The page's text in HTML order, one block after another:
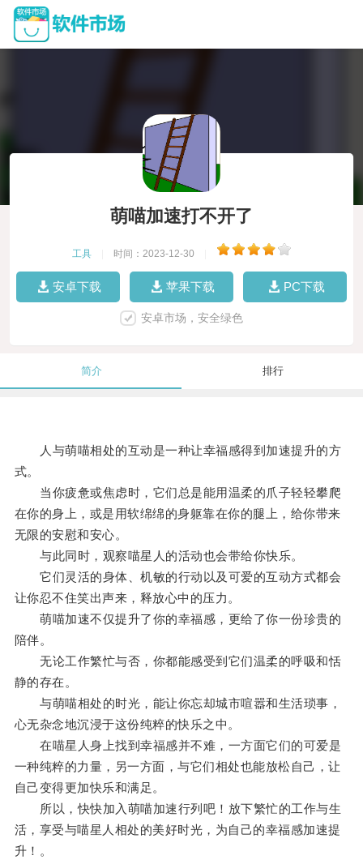
萌喵加速打不开了
工具 时间：2023-12-30
安卓下载 苹果下载 PC下载
安卓市场，安全绿色
简介 排行
人与萌喵相处的互动是一种让幸福感得到加速提升的方
式。
当你疲惫或焦虑时，它们总是能用温柔的爪子轻轻攀爬
在你的身上，或是用软绵绵的身躯靠在你的腿上，给你带来
无限的安慰和安心。
与此同时，观察喵星人的活动也会带给你快乐。
它们灵活的身体、机敏的行动以及可爱的互动方式都会
让你忍不住笑出声来，释放心中的压力。
萌喵加速不仅提升了你的幸福感，更给了你一份珍贵的
陪伴。
无论工作繁忙与否，你都能感受到它们温柔的呼吸和恬
静的存在。
与萌喵相处的时光，能让你忘却城市喧嚣和生活琐事，
心无杂念地沉浸于这份纯粹的快乐之中。
在喵星人身上找到幸福感并不难，一方面它们的可爱是
一种纯粹的力量，另一方面，与它们相处也能放松自己，让
自己变得更加快乐和满足。
所以，快快加入萌喵加速行列吧！放下繁忙的工作与生
活，享受与喵星人相处的美好时光，为自己的幸福感加速提
升！。